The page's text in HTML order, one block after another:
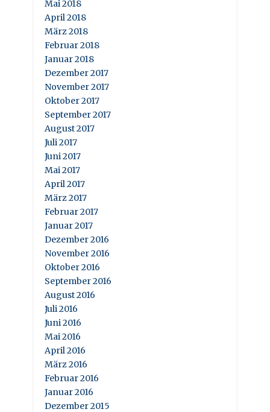
Mai 2018
April 2018
März 2018
Februar 2018
Januar 2018
Dezember 2017
November 2017
Oktober 2017
September 2017
August 2017
Juli 2017
Juni 2017
Mai 2017
April 2017
März 2017
Februar 2017
Januar 2017
Dezember 2016
November 2016
Oktober 2016
September 2016
August 2016
Juli 2016
Juni 2016
Mai 2016
April 2016
März 2016
Februar 2016
Januar 2016
Dezember 2015